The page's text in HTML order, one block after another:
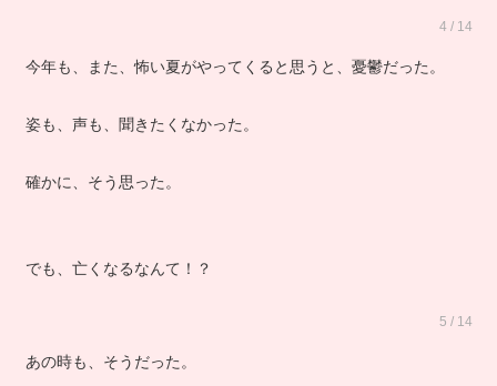
4 / 14
今年も、また、怖い夏がやってくると思うと、憂鬱だった。
姿も、声も、聞きたくなかった。
確かに、そう思った。
でも、亡くなるなんて！？
5 / 14
あの時も、そうだった。